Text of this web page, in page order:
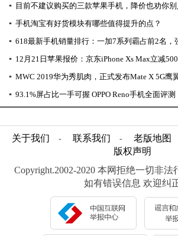
▪ 目前不建议购买的三款苹果手机，降价也劝你别
▪ 手机淘宝有好货模块有哪些值得提升的点？
▪ 618最新手机销量排行：一加7系列霸占前2名，
▪ 12月21日苹果报价：京东iPhone Xs Max立减
▪ MWC 2019华为秀肌肉，正式发布Mate X 5G鹰
▪ 93.1%屏占比一手可握 OPPO Reno手机全面评测
关于我们 - 联系我们 - 老版地图
版权声明
Copyright.2002-2020 本网拒绝一切非
如有错误信息 欢迎纠